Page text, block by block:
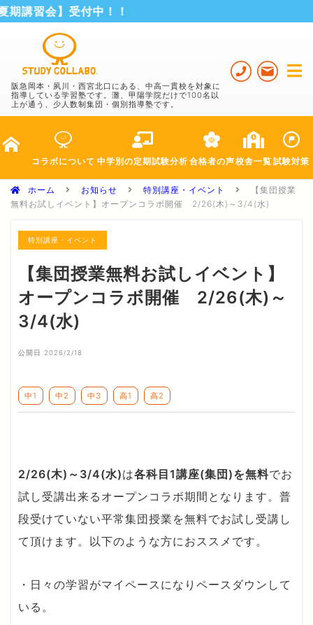
習会】受付中！！
阪急岡本・夙川・西宮北口にある、中高一貫校を対象に
指導している学習塾です。灘、甲陽学院だけで100名以
上が通う、少人数制集団・個別指導塾です。
コラボについて 中学別の定期試験分析 合格者の声校舎一覧 試験対策
ホーム お知らせ 特別講座・イベント
【集団授業
無料お試しイベント】オープンコラボ開催 2/26(木)～3/4(水)
特別講座・イベント
【集団授業無料お試しイベント】
オープンコラボ開催 2/26(木)～
3/4(水)
公開日 2026/2/18
中1 中2 中3 高1 高2
2/26(木)～3/4(水)は各科目1講座(集団)を無料でお
試し受講出来るオープンコラボ期間となります。普
段受けていない平常集団授業を無料でお試し受講し
て頂けます。以下のような方におススメです。
・日々の学習がマイペースになりペースダウンして
いる。